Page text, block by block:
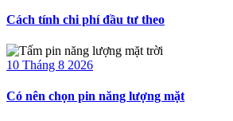
Cách tính chi phí đầu tư theo
10 Tháng 8 2026
Có nên chọn pin năng lượng mặt